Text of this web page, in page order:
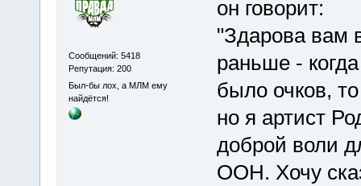
Сообщений: 5418
Репутация: 200
Был-бы лох, а МЛМ ему
найдётся!
он говорит:
"Здарова вам
раньше -
было очков,
но я артист
доброй воли
ООН. Хочу